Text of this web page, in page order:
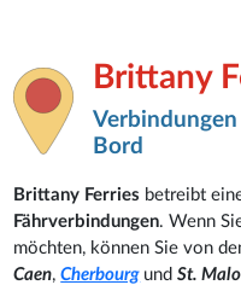
Brittany
Bord
Brittany Ferries betreibt
Fährverbindungen. Wenn
möchten, können Sie von
Caen,Cherbourg undSt.